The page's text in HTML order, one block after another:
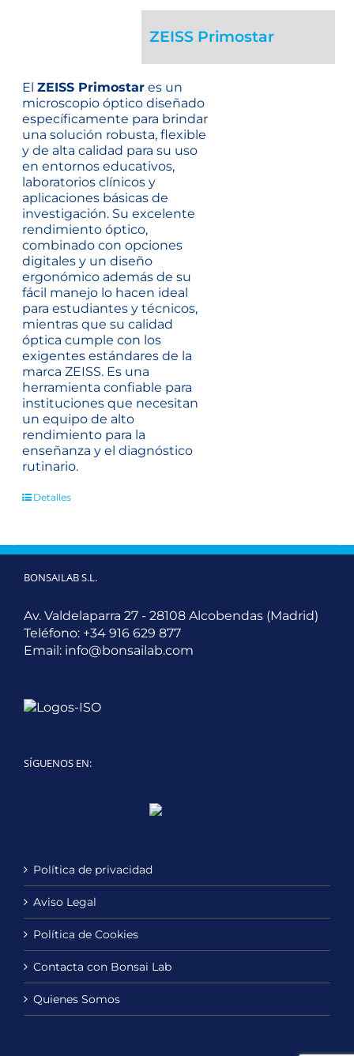
ZEISS Primostar
ElZEISS Primostar es un
microscopio óptico diseñado
específicamente para brindar
una solución robusta, flexible
y de alta calidad para su uso
en entornos educativos,
laboratorios clínicos y
aplicaciones básicas de
investigación. Su excelente
rendimiento óptico,
combinado con opciones
digitales y un diseño
ergonómico además de su
fácil manejo lo hacen ideal
para estudiantes y técnicos,
mientras que su calidad
óptica cumple con los
exigentes estándares de la
marca ZEISS. Es una
herramienta confiable para
instituciones que necesitan
un equipo de alto
rendimiento para la
enseñanza y el diagnóstico
rutinario.
Detalles
BONSAILAB S.L.
Av. Valdelaparra 27 - 28108 Alcobendas (Madrid)
Teléfono: +34 916 629 877
Email: info@bonsailab.com
SÍGUENOS EN:
LinkedInYouTube
Política de privacidad
Aviso Legal
Política de Cookies
Contacta con Bonsai Lab
Quienes Somos